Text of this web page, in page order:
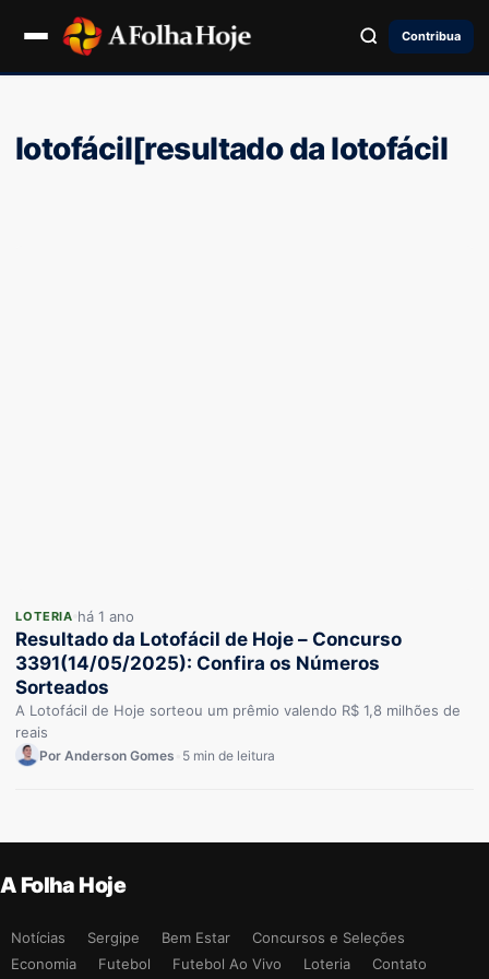
Contribua
lotofácil[resultado da lotofácil
LOTERIA há 1 ano
Resultado da Lotofácil de Hoje – Concurso
3391(14/05/2025): Confira os Números
Sorteados
A Lotofácil de Hoje sorteou um prêmio valendo R$ 1,8 milhões de
reais
Por Anderson Gomes 5 min de leitura
A Folha Hoje
Notícias Sergipe Bem Estar
Concursos e Seleções
Economia
Futebol Futebol Ao Vivo Loteria Contato